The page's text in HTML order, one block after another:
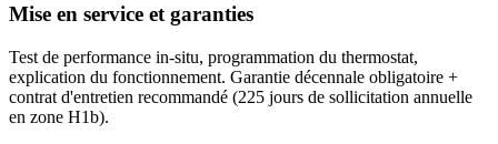
Mise en service et garanties
Test de performance in-situ, programmation du thermostat,
explication du fonctionnement. Garantie décennale obligatoire +
contrat d'entretien recommandé (225 jours de sollicitation annuelle
en zone H1b).